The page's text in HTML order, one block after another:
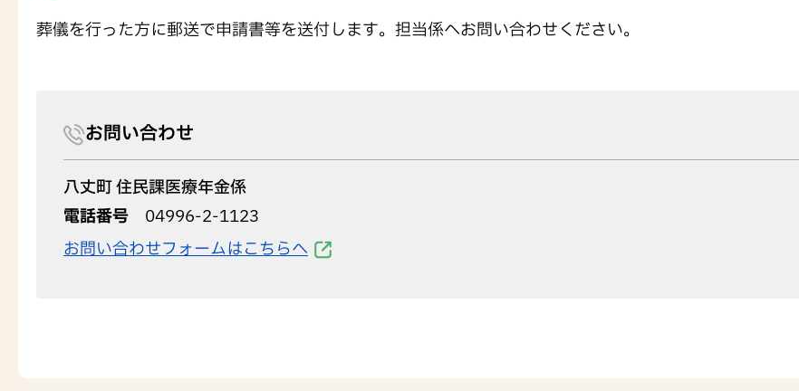
葬儀を行った方に郵送で申請書等を送付します。担当係へお問い合わせください。
お問い合わせ
八丈町 住民課医療年金係
電話番号
04996-2-1123
お問い合わせフォームはこちらへ